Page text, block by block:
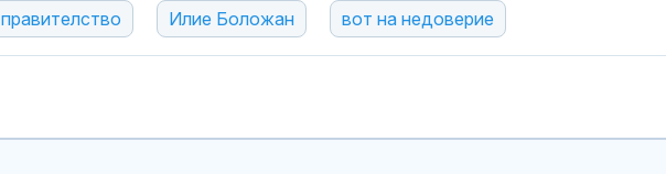
правителство Илие Боложан вот на недоверие